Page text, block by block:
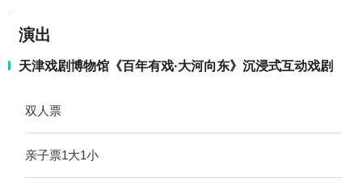
演出
天津戏剧博物馆《百年有戏·大河向东》沉浸式互动戏剧
双人票
亲子票1大1小